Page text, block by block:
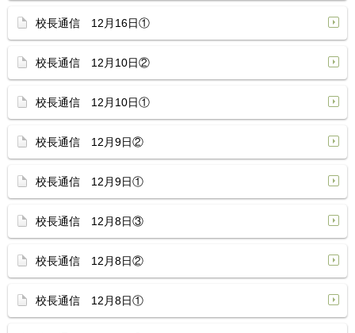
校長通信 12月16日①
校長通信 12月10日②
校長通信 12月10日①
校長通信 12月9日②
校長通信 12月9日①
校長通信 12月8日③
校長通信 12月8日②
校長通信 12月8日①